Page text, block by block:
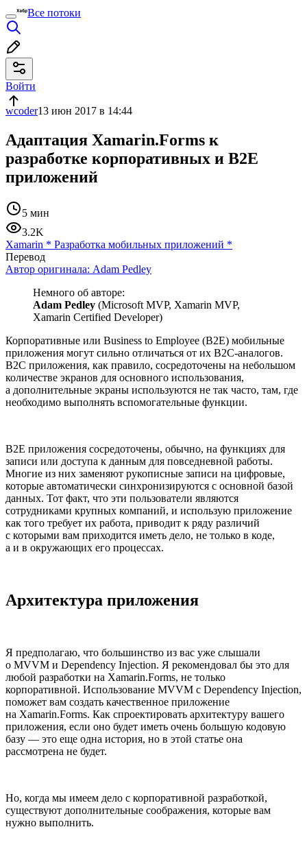
Все потоки
Войти
wcoder13 июн 2017 в 14:44
Адаптация Xamarin.Forms к
разработке корпоративных и B2E
приложений
5 мин
3.2K
Xamarin * Разработка мобильных приложений *
Перевод
Автор оригинала: Adam Pedley
Немного об авторе:
Adam Pedley (Microsoft MVP, Xamarin MVP,
Xamarin Certified Developer)
Корпоративные или Business to Employee (B2E) мобильные
приложения могут сильно отличаться от их B2C-аналогов.
B2C приложения, как правило, сосредоточены на небольшом
количестве экранов для основного использования,
а дополнительные экраны используются не так часто, там, где
необходимо выполнять вспомогательные функции.
B2E приложения сосредоточены, обычно, на функциях для
записи или доступа к данным для повседневной работы.
Многие из них заменяют рукописные записи на цифровые,
которые автоматически синхронизируются с основной базой
данных. Тот факт, что эти пользователи являются
сотрудниками крупных компаний, и использую приложение
как того требует их работа, приводит к ряду различий
с которыми вам приходится иметь дело, не только в коде,
а и в окружающих его процессах.
Архитектура приложения
Я предполагаю, что большинство из вас уже слышали
о MVVM и Dependency Injection. Я рекомендовал бы это для
любой разработки на Xamarin.Forms, не только
корпоративной. Использование MVVM с Dependency Injection,
поможет вам создать качественное приложение
на Xamarin.Forms. Как спроектировать архитектуру вашего
приложения, если оно будет иметь очень большую кодовую
базу — это еще одна история, но в этой статье она
рассмотрена не будет.
Но, когда мы имеем дело с корпоративной разработкой,
существуют дополнительные соображения, которые вам
нужно выполнить.